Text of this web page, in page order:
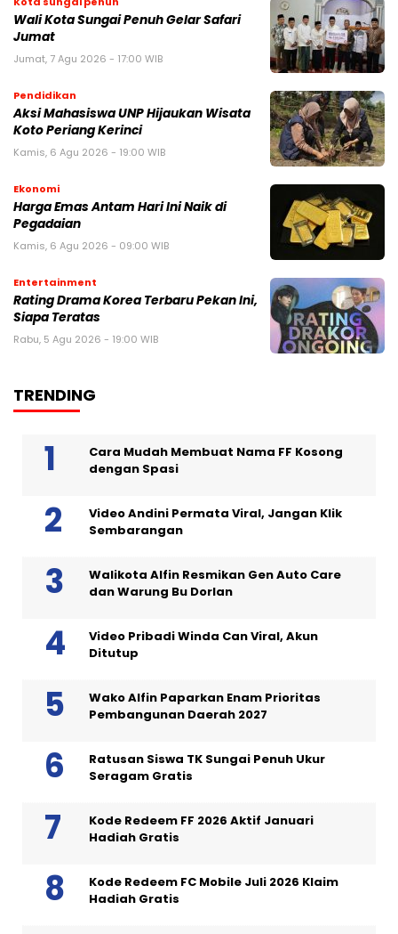
Wali Kota Sungai Penuh Gelar Safari
Jumat
Jumat, 7 Agu 2026 - 17:00 WIB
Pendidikan
Aksi Mahasiswa UNP Hijaukan Wisata
Koto Periang Kerinci
Kamis, 6 Agu 2026 - 19:00 WIB
Ekonomi
Harga Emas Antam Hari Ini Naik di
Pegadaian
Kamis, 6 Agu 2026 - 09:00 WIB
Entertainment
Rating Drama Korea Terbaru Pekan Ini,
Siapa Teratas
Rabu, 5 Agu 2026 - 19:00 WIB
TRENDING
Cara Mudah Membuat Nama FF Kosong
dengan Spasi
Video Andini Permata Viral, Jangan Klik
Sembarangan
Walikota Alfin Resmikan Gen Auto Care
dan Warung Bu Dorlan
Video Pribadi Winda Can Viral, Akun
Ditutup
Wako Alfin Paparkan Enam Prioritas
Pembangunan Daerah 2027
Ratusan Siswa TK Sungai Penuh Ukur
Seragam Gratis
Kode Redeem FF 2026 Aktif Januari
Hadiah Gratis
Kode Redeem FC Mobile Juli 2026 Klaim
Hadiah Gratis